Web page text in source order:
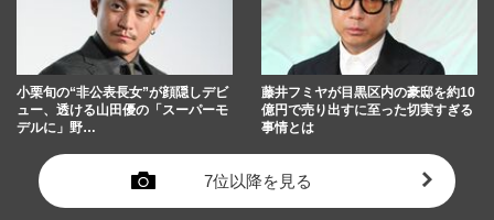
小栗旬の“非公表長女”が顔隠しデビ
ュー、透ける山田優の「スーパーモ
デルに」野…
藤井フミヤが目黒区内の豪邸を約10
億円で売り出すに至った切実すぎる
事情とは
7位以降を見る